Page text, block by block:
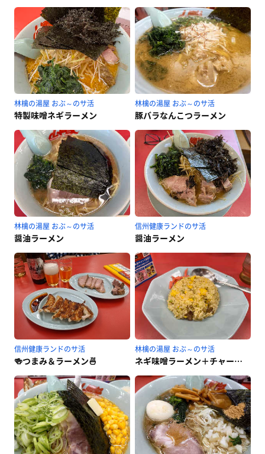
林檎の湯屋 おぶ～のサ活
特製味噌ネギラーメン
林檎の湯屋 おぶ～のサ活
豚バラなんこつラーメン
林檎の湯屋 おぶ～のサ活
醤油ラーメン
信州健康ランドのサ活
醤油ラーメン
信州健康ランドのサ活
🍻つまみ＆ラーメン🍜
林檎の湯屋 おぶ～のサ活
ネギ味噌ラーメン＋チャーハン